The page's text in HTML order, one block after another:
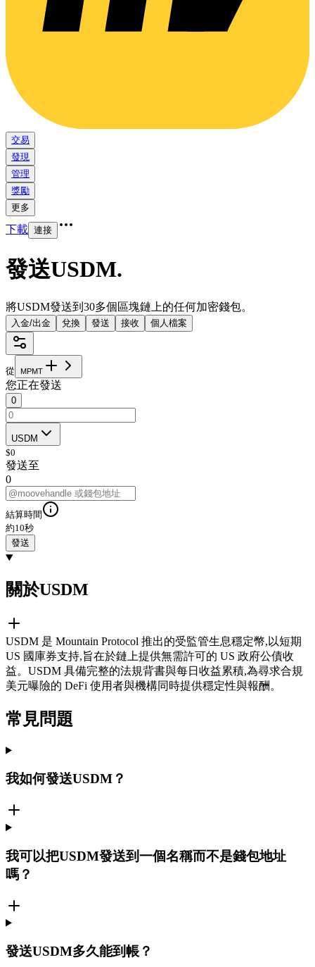
交易
發現
管理
獎勵
更多
下載 連接
發送USDM.
將USDM發送到30多個區塊鏈上的任何加密錢包。
入金/出金 兌換 發送 接收 個人檔案
從 MPMT
您正在發送
0
USDM
$0
發送至
0
結算時間
約10秒
發送
關於USDM
USDM 是 Mountain Protocol 推出的受監管生息穩定幣,以短期
US 國庫券支持,旨在於鏈上提供無需許可的 US 政府公債收
益。USDM 具備完整的法規背書與每日收益累積,為尋求合規
美元曝險的 DeFi 使用者與機構同時提供穩定性與報酬。
常見問題
我如何發送USDM？
我可以把USDM發送到一個名稱而不是錢包地址
嗎？
發送USDM多久能到帳？